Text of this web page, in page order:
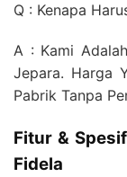
Q : Kenapa
A : Kami
Jepara. Harga
Pabrik Tanpa
Fitur &
Fidela